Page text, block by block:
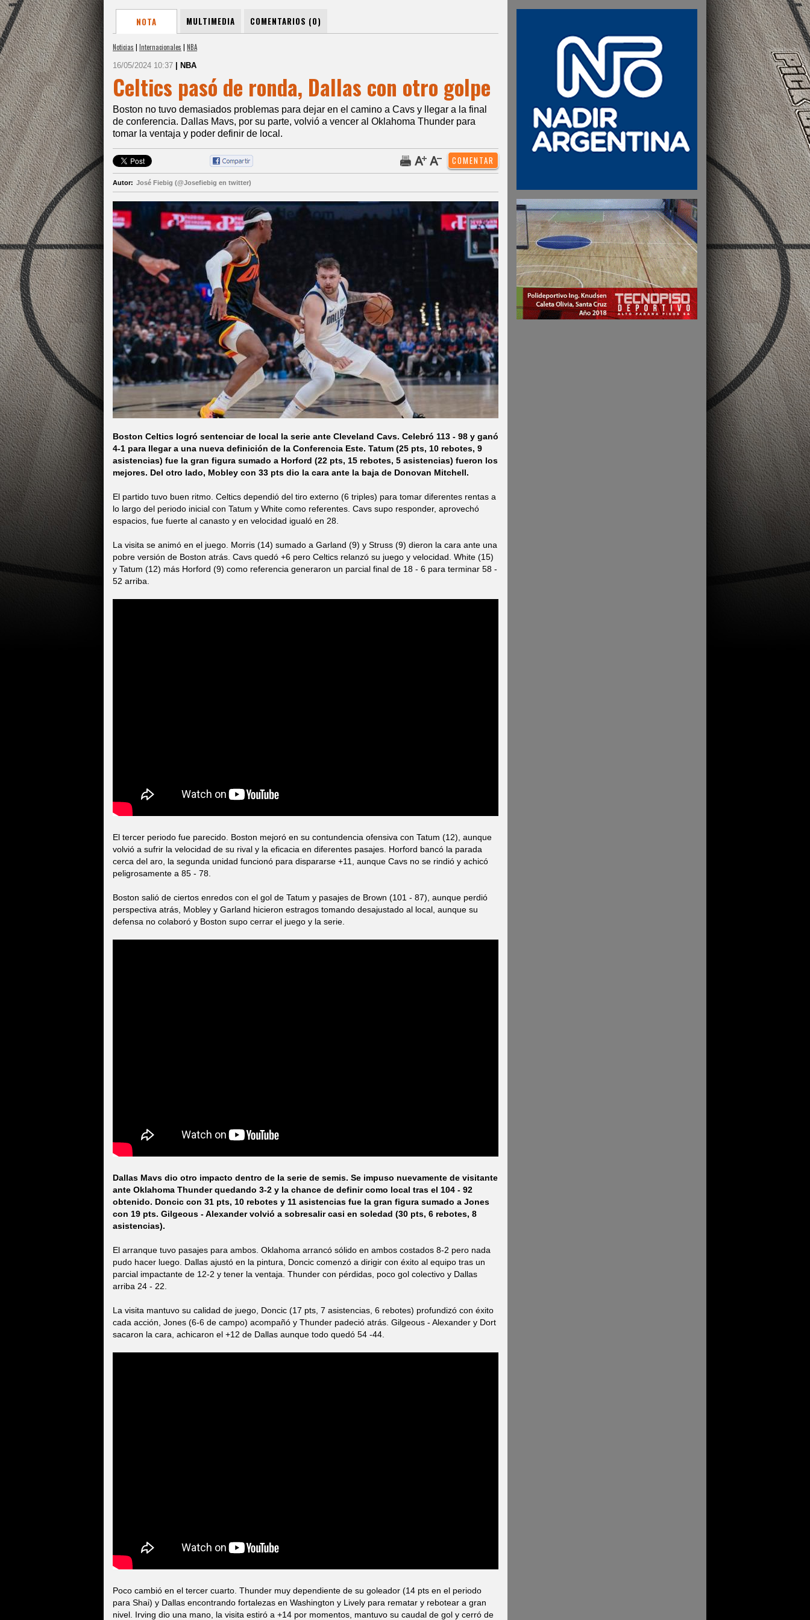
NOTA MULTIMEDIA COMENTARIOS (0)
Noticias | Internacionales | NBA
16/05/2024 10:37 | NBA
Celtics pasó de ronda, Dallas con otro golpe
Boston no tuvo demasiados problemas para dejar en el camino a Cavs y llegar a la final
de conferencia. Dallas Mavs, por su parte, volvió a vencer al Oklahoma Thunder para
tomar la ventaja y poder definir de local.
Autor: José Fiebig (@Josefiebig en twitter)
Boston Celtics logró sentenciar de local la serie ante Cleveland Cavs. Celebró 113 - 98 y ganó
4-1 para llegar a una nueva definición de la Conferencia Este. Tatum (25 pts, 10 rebotes, 9
asistencias) fue la gran figura sumado a Horford (22 pts, 15 rebotes, 5 asistencias) fueron los
mejores. Del otro lado, Mobley con 33 pts dio la cara ante la baja de Donovan Mitchell.
El partido tuvo buen ritmo. Celtics dependió del tiro externo (6 triples) para tomar diferentes rentas a
lo largo del periodo inicial con Tatum y White como referentes. Cavs supo responder, aprovechó
espacios, fue fuerte al canasto y en velocidad igualó en 28.
La visita se animó en el juego. Morris (14) sumado a Garland (9) y Struss (9) dieron la cara ante una
pobre versión de Boston atrás. Cavs quedó +6 pero Celtics relanzó su juego y velocidad. White (15)
y Tatum (12) más Horford (9) como referencia generaron un parcial final de 18 - 6 para terminar 58 -
52 arriba.
El tercer periodo fue parecido. Boston mejoró en su contundencia ofensiva con Tatum (12), aunque
volvió a sufrir la velocidad de su rival y la eficacia en diferentes pasajes. Horford bancó la parada
cerca del aro, la segunda unidad funcionó para dispararse +11, aunque Cavs no se rindió y achicó
peligrosamente a 85 - 78.
Boston salió de ciertos enredos con el gol de Tatum y pasajes de Brown (101 - 87), aunque perdió
perspectiva atrás, Mobley y Garland hicieron estragos tomando desajustado al local, aunque su
defensa no colaboró y Boston supo cerrar el juego y la serie.
Dallas Mavs dio otro impacto dentro de la serie de semis. Se impuso nuevamente de visitante
ante Oklahoma Thunder quedando 3-2 y la chance de definir como local tras el 104 - 92
obtenido. Doncic con 31 pts, 10 rebotes y 11 asistencias fue la gran figura sumado a Jones
con 19 pts. Gilgeous - Alexander volvió a sobresalir casi en soledad (30 pts, 6 rebotes, 8
asistencias).
El arranque tuvo pasajes para ambos. Oklahoma arrancó sólido en ambos costados 8-2 pero nada
pudo hacer luego. Dallas ajustó en la pintura, Doncic comenzó a dirigir con éxito al equipo tras un
parcial impactante de 12-2 y tener la ventaja. Thunder con pérdidas, poco gol colectivo y Dallas
arriba 24 - 22.
La visita mantuvo su calidad de juego, Doncic (17 pts, 7 asistencias, 6 rebotes) profundizó con éxito
cada acción, Jones (6-6 de campo) acompañó y Thunder padeció atrás. Gilgeous - Alexander y Dort
sacaron la cara, achicaron el +12 de Dallas aunque todo quedó 54 -44.
Poco cambió en el tercer cuarto. Thunder muy dependiente de su goleador (14 pts en el periodo
para Shai) y Dallas encontrando fortalezas en Washington y Lively para rematar y rebotear a gran
nivel. Irving dio una mano, la visita estiró a +14 por momentos, mantuvo su caudal de gol y cerró de